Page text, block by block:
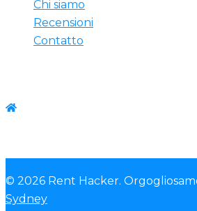
Chi siamo
Recensioni
Contatto
© 2026 Rent Hacker.
Sydney